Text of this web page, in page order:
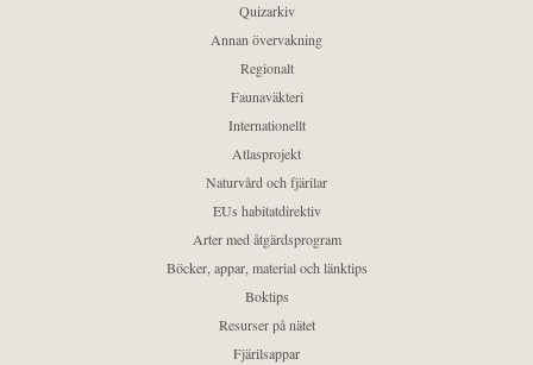
Quizarkiv
Annan övervakning
Regionalt
Faunaväkteri
Internationellt
Atlasprojekt
Naturvård och fjärilar
EUs habitatdirektiv
Arter med åtgärdsprogram
Böcker, appar, material och länktips
Boktips
Resurser på nätet
Fjärilsappar